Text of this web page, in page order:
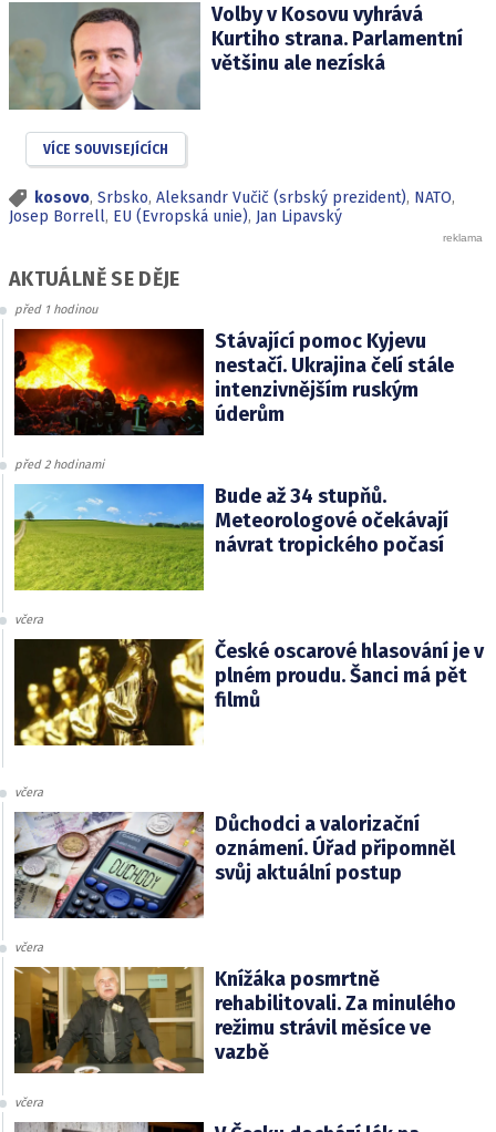
Volby v Kosovu vyhrává
Kurtiho strana. Parlamentní
většinu ale nezíská
VÍCE SOUVISEJÍCÍCH
kosovo, Srbsko, Aleksandr Vučič (srbský prezident), NATO,
Josep Borrell, EU (Evropská unie), Jan Lipavský
AKTUÁLNĚ SE DĚJE
před 1 hodinou
Stávající pomoc Kyjevu
nestačí. Ukrajina čelí stále
intenzivnějším ruským
úderům
před 2 hodinami
Bude až 34 stupňů.
Meteorologové očekávají
návrat tropického počasí
včera
České oscarové hlasování je v
plném proudu. Šanci má pět
filmů
včera
Důchodci a valorizační
oznámení. Úřad připomněl
svůj aktuální postup
včera
Knížáka posmrtně
rehabilitovali. Za minulého
režimu strávil měsíce ve
vazbě
včera